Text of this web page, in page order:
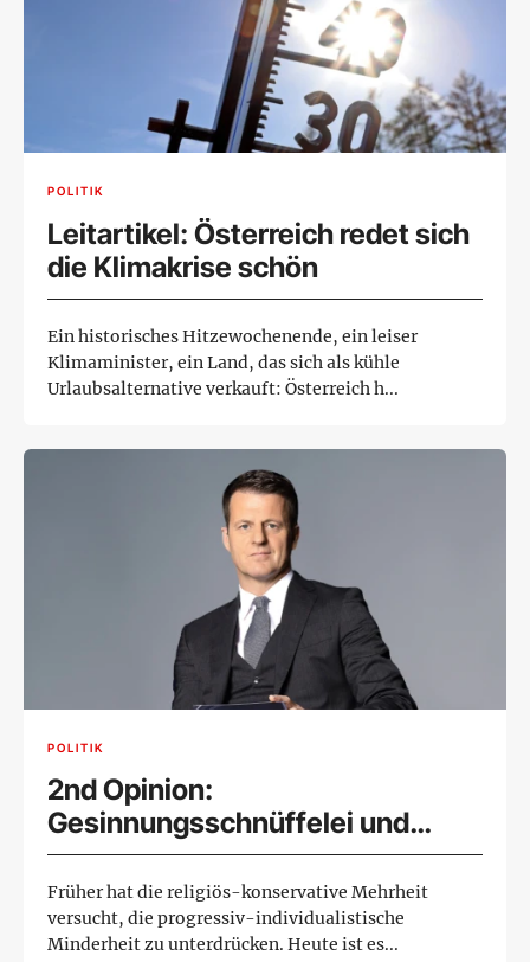
POLITIK
Leitartikel: Österreich redet sich
die Klimakrise schön
Ein historisches Hitzewochenende, ein leiser
Klimaminister, ein Land, das sich als kühle
Urlaubsalternative verkauft: Österreich h...
POLITIK
2nd Opinion:
Gesinnungsschnüffelei und
Repression
Früher hat die religiös-konservative Mehrheit
versucht, die progressiv-individualistische
Minderheit zu unterdrücken. Heute ist es...